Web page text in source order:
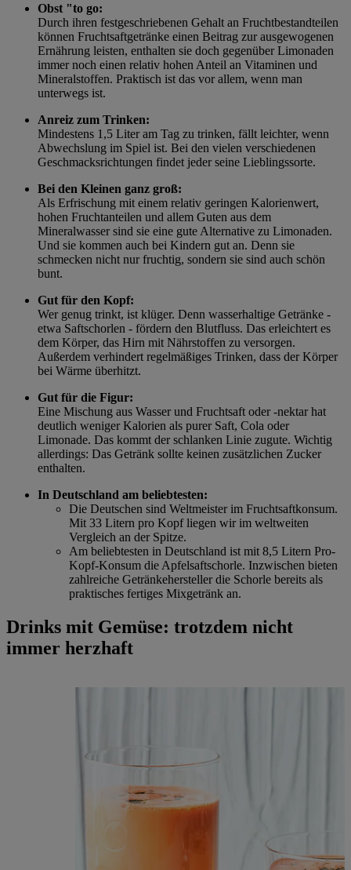
Obst "to go:
Durch ihren festgeschriebenen Gehalt an Fruchtbestandteilen
können Fruchtsaftgetränke einen Beitrag zur ausgewogenen
Ernährung leisten, enthalten sie doch gegenüber Limonaden
immer noch einen relativ hohen Anteil an Vitaminen und
Mineralstoffen. Praktisch ist das vor allem, wenn man
unterwegs ist.
Anreiz zum Trinken:
Mindestens 1,5 Liter am Tag zu trinken, fällt leichter, wenn
Abwechslung im Spiel ist. Bei den vielen verschiedenen
Geschmacksrichtungen findet jeder seine Lieblingssorte.
Bei den Kleinen ganz groß:
Als Erfrischung mit einem relativ geringen Kalorienwert,
hohen Fruchtanteilen und allem Guten aus dem
Mineralwasser sind sie eine gute Alternative zu Limonaden.
Und sie kommen auch bei Kindern gut an. Denn sie
schmecken nicht nur fruchtig, sondern sie sind auch schön
bunt.
Gut für den Kopf:
Wer genug trinkt, ist klüger. Denn wasserhaltige Getränke -
etwa Saftschorlen - fördern den Blutfluss. Das erleichtert es
dem Körper, das Hirn mit Nährstoffen zu versorgen.
Außerdem verhindert regelmäßiges Trinken, dass der Körper
bei Wärme überhitzt.
Gut für die Figur:
Eine Mischung aus Wasser und Fruchtsaft oder -nektar hat
deutlich weniger Kalorien als purer Saft, Cola oder
Limonade. Das kommt der schlanken Linie zugute. Wichtig
allerdings: Das Getränk sollte keinen zusätzlichen Zucker
enthalten.
In Deutschland am beliebtesten:
Die Deutschen sind Weltmeister im Fruchtsaftkonsum.
Mit 33 Litern pro Kopf liegen wir im weltweiten
Vergleich an der Spitze.
Am beliebtesten in Deutschland ist mit 8,5 Litern Pro-
Kopf-Konsum die Apfelsaftschorle. Inzwischen bieten
zahlreiche Getränkehersteller die Schorle bereits als
praktisches fertiges Mixgetränk an.
Drinks mit Gemüse: trotzdem nicht
immer herzhaft